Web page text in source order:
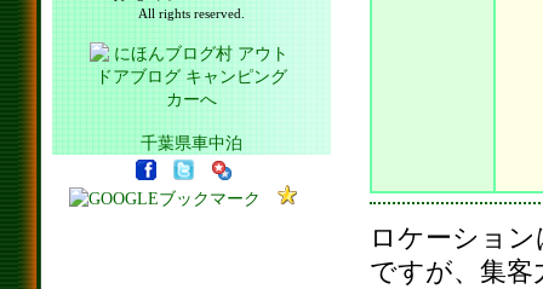
ロケーショ
ですが、集客
All rights reserved.
千葉県車中泊